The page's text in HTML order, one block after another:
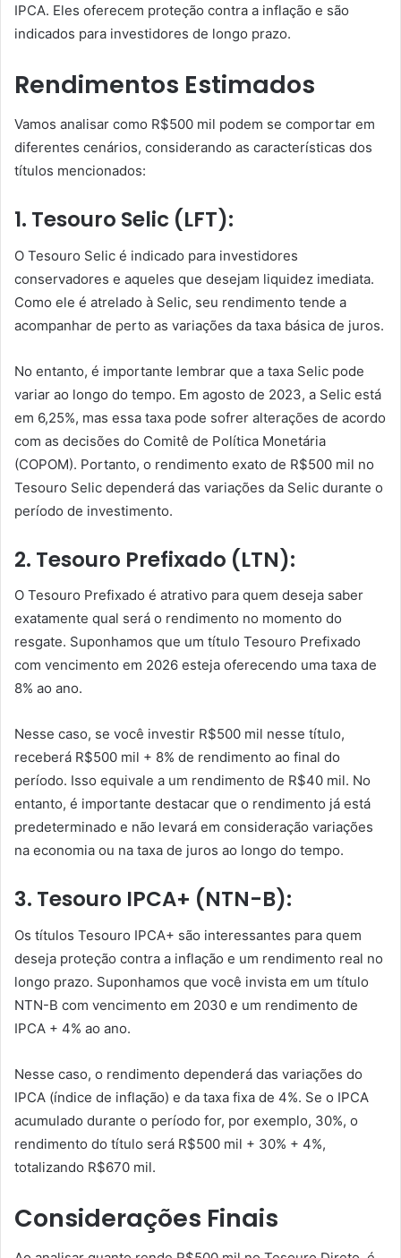
IPCA. Eles oferecem proteção contra a inflação e são
indicados para investidores de longo prazo.
Rendimentos Estimados
Vamos analisar como R$500 mil podem se comportar em
diferentes cenários, considerando as características dos
títulos mencionados:
1. Tesouro Selic (LFT):
O Tesouro Selic é indicado para investidores
conservadores e aqueles que desejam liquidez imediata.
Como ele é atrelado à Selic, seu rendimento tende a
acompanhar de perto as variações da taxa básica de juros.
No entanto, é importante lembrar que a taxa Selic pode
variar ao longo do tempo. Em agosto de 2023, a Selic está
em 6,25%, mas essa taxa pode sofrer alterações de acordo
com as decisões do Comitê de Política Monetária
(COPOM). Portanto, o rendimento exato de R$500 mil no
Tesouro Selic dependerá das variações da Selic durante o
período de investimento.
2. Tesouro Prefixado (LTN):
O Tesouro Prefixado é atrativo para quem deseja saber
exatamente qual será o rendimento no momento do
resgate. Suponhamos que um título Tesouro Prefixado
com vencimento em 2026 esteja oferecendo uma taxa de
8% ao ano.
Nesse caso, se você investir R$500 mil nesse título,
receberá R$500 mil + 8% de rendimento ao final do
período. Isso equivale a um rendimento de R$40 mil. No
entanto, é importante destacar que o rendimento já está
predeterminado e não levará em consideração variações
na economia ou na taxa de juros ao longo do tempo.
3. Tesouro IPCA+ (NTN-B):
Os títulos Tesouro IPCA+ são interessantes para quem
deseja proteção contra a inflação e um rendimento real no
longo prazo. Suponhamos que você invista em um título
NTN-B com vencimento em 2030 e um rendimento de
IPCA + 4% ao ano.
Nesse caso, o rendimento dependerá das variações do
IPCA (índice de inflação) e da taxa fixa de 4%. Se o IPCA
acumulado durante o período for, por exemplo, 30%, o
rendimento do título será R$500 mil + 30% + 4%,
totalizando R$670 mil.
Considerações Finais